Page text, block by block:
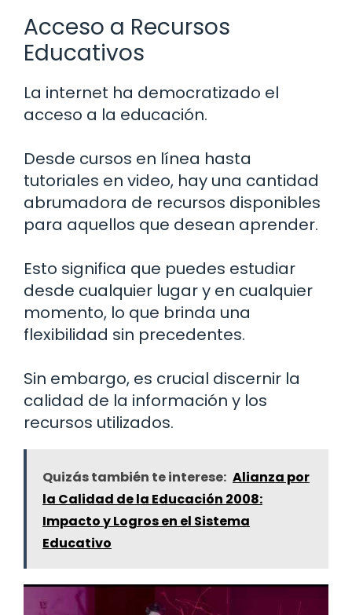
Acceso a Recursos
Educativos
La internet ha democratizado el
acceso a la educación.
Desde cursos en línea hasta
tutoriales en video, hay una cantidad
abrumadora de recursos disponibles
para aquellos que desean aprender.
Esto significa que puedes estudiar
desde cualquier lugar y en cualquier
momento, lo que brinda una
flexibilidad sin precedentes.
Sin embargo, es crucial discernir la
calidad de la información y los
recursos utilizados.
Quizás también te interese: Alianza por
la Calidad de la Educación 2008:
Impacto y Logros en el Sistema
Educativo